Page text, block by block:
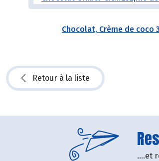
Chocolat, Crème de coco
Retour à la liste
....et